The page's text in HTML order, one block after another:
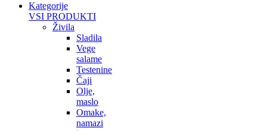
Kategorije
VSI PRODUKTI
Živila
Sladila
Vege
salame
Testenine
Čaji
Olje,
maslo
Omake,
namazi